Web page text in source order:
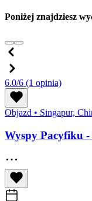
Poniżej znajdziesz
6.0/6 (1 opinia)
Objazd • Singapur,
Wyspy Pacyfiku